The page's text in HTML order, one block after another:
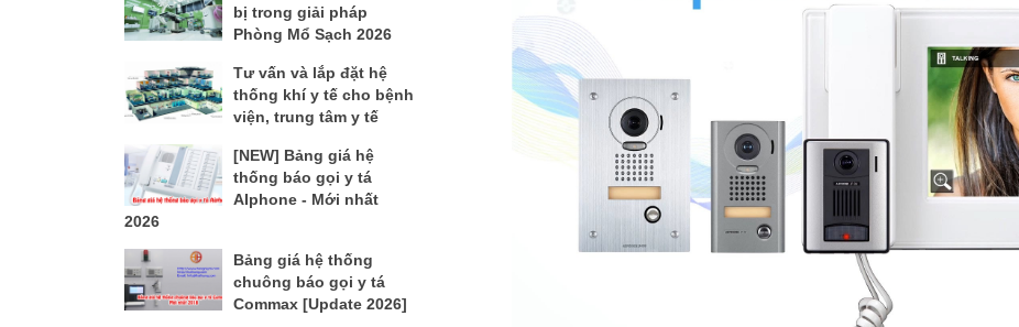
bị trong giải pháp
Phòng Mổ Sạch 2026
Tư vấn và lắp đặt hệ
thống khí y tế cho bệnh
viện, trung tâm y tế
[NEW] Bảng giá hệ
thống báo gọi y tá
AIphone - Mới nhất
2026
Bảng giá hệ thống
chuông báo gọi y tá
Commax [Update 2026]